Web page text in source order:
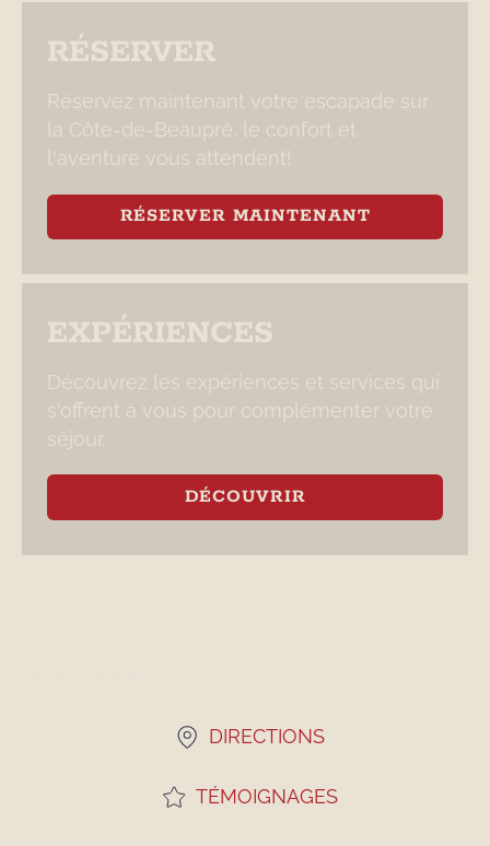
RÉSERVER
Réservez maintenant votre escapade sur
la Côte-de-Beaupré, le confort et
l'aventure vous attendent!
RÉSERVER MAINTENANT
EXPÉRIENCES
Découvrez les expériences et services qui
s'offrent à vous pour complémenter votre
séjour.
DÉCOUVRIR
DIRECTIONS
TÉMOIGNAGES